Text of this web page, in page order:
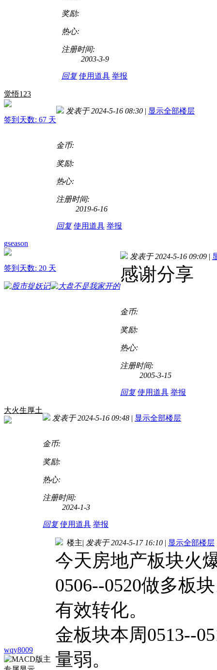
奖励:
热心:
注册时间:
2003-3-9
回复 使用道具 举报
觉悟123
签到天数: 67 天
发表于 2024-5-16 08:30 | 显示全部楼层
金币:
奖励:
热心:
注册时间:
2019-6-16
回复 使用道具 举报
gseason
签到天数: 20 天
发表于 2024-5-16 09:09 |
感谢分享
金币:
奖励:
热心:
注册时间:
2005-3-15
回复 使用道具 举报
大火生厚土
发表于 2024-5-16 09:48 | 显示全部楼层
金币:
奖励:
热心:
注册时间:
2024-1-3
回复 使用道具 举报
wqy8009
楼主| 发表于 2024-5-17 16:10 | 显示全部楼层
今天房地产板块火
0506--0520做多板
有效转化。
金板块本周0513--
量弱。